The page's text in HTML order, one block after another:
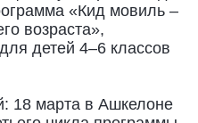
«Кид мовиль –
возраста»,
детей 4–6 классов
18 марта в Ашкелоне